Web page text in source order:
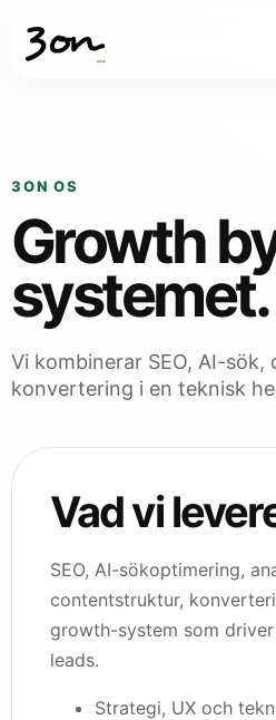
3ON OS
Growth
systemet.
Vi kombinerar SEO, AI-
konvertering i en teknisk
Vad vi
SEO, AI-sökoptimering,
contentstruktur,
growth-system som
leads.
Strategi, UX och